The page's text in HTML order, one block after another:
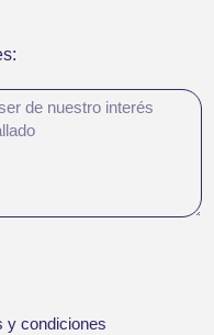
y condiciones